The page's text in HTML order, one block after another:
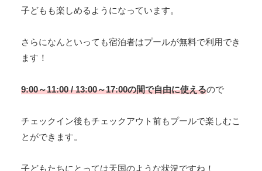
子どもも楽しめるようになっています。
さらになんといっても宿泊者はプールが無料で利用でき
ます！
9:00～11:00 / 13:00～17:00の間で自由に使えるので
チェックイン後もチェックアウト前もプールで楽しむこ
とができます。
子どもたちにとっては天国のような状況ですね！